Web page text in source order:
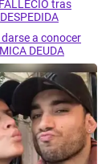
tras
a conocer
DEUDA